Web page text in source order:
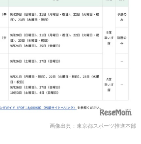
画像出典：東京都スポーツ推進本部